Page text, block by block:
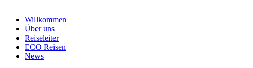
Willkommen
Über uns
Reiseleiter
ECO Reisen
News